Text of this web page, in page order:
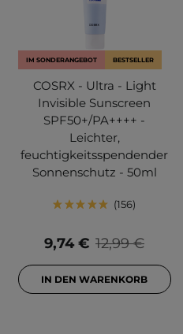
IM SONDERANGEBOT BESTSELLER
COSRX - Ultra - Light
Invisible Sunscreen
SPF50+/PA++++ -
Leichter,
feuchtigkeitsspendender
Sonnenschutz - 50ml
156
12,99 €
9,74 €
IN DEN WARENKORB